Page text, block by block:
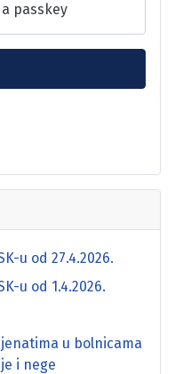
passkey
u od 27.4.2026.
u od 1.4.2026.
u bolnicama
i nege